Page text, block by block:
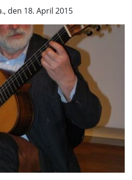
den 18. April 2015